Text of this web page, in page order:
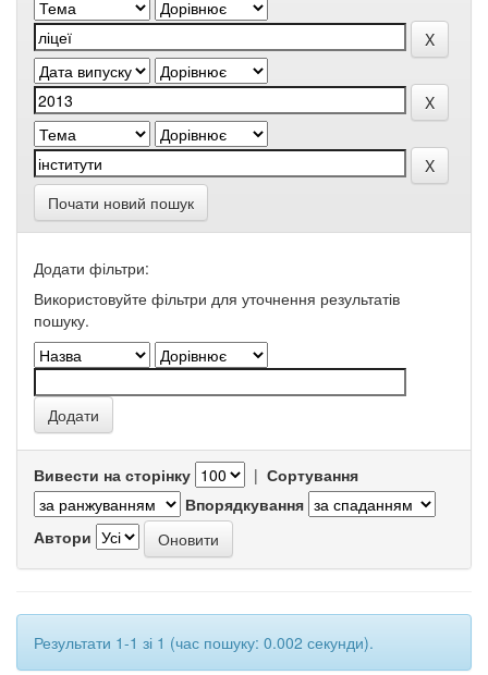
Почати новий пошук
Додати фільтри:
Використовуйте фільтри для уточнення результатів
пошуку.
Вивести на сторінку | Сортування
Впорядкування
Автори
Результати 1-1 зі 1 (час пошуку: 0.002 секунди).